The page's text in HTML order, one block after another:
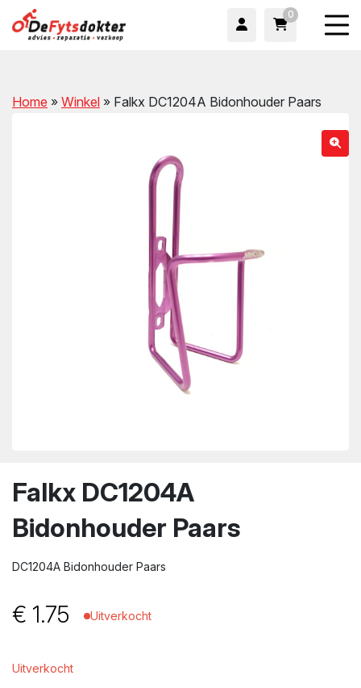
0
Home » Winkel » Falkx DC1204A Bidonhouder Paars
Falkx DC1204A
Bidonhouder Paars
DC1204A Bidonhouder Paars
€ 1.75 Uitverkocht
Uitverkocht